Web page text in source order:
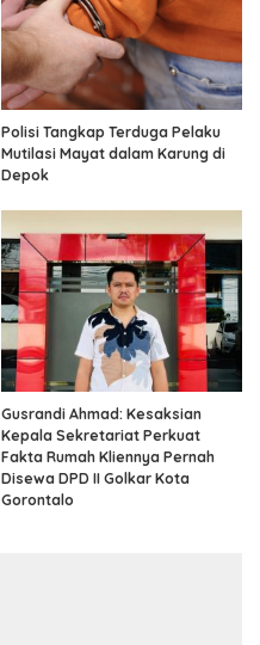
Polisi Tangkap Terduga Pelaku
Mutilasi Mayat dalam Karung di
Depok
Gusrandi Ahmad: Kesaksian
Kepala Sekretariat Perkuat
Fakta Rumah Kliennya Pernah
Disewa DPD II Golkar Kota
Gorontalo